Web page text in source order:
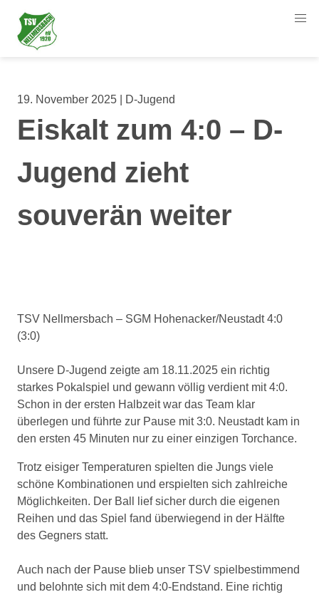
19. November 2025 | D-Jugend
Eiskalt zum 4:0 – D-
Jugend zieht
souverän weiter
TSV Nellmersbach – SGM Hohenacker/Neustadt 4:0
(3:0)
Unsere D-Jugend zeigte am 18.11.2025 ein richtig
starkes Pokalspiel und gewann völlig verdient mit 4:0.
Schon in der ersten Halbzeit war das Team klar
überlegen und führte zur Pause mit 3:0. Neustadt kam in
den ersten 45 Minuten nur zu einer einzigen Torchance.
Trotz eisiger Temperaturen spielten die Jungs viele
schöne Kombinationen und erspielten sich zahlreiche
Möglichkeiten. Der Ball lief sicher durch die eigenen
Reihen und das Spiel fand überwiegend in der Hälfte
des Gegners statt.
Auch nach der Pause blieb unser TSV spielbestimmend
und belohnte sich mit dem 4:0-Endstand. Eine richtig